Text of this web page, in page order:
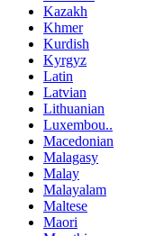
Kazakh
Khmer
Kurdish
Kyrgyz
Latin
Latvian
Lithuanian
Luxembou..
Macedonian
Malagasy
Malay
Malayalam
Maltese
Maori